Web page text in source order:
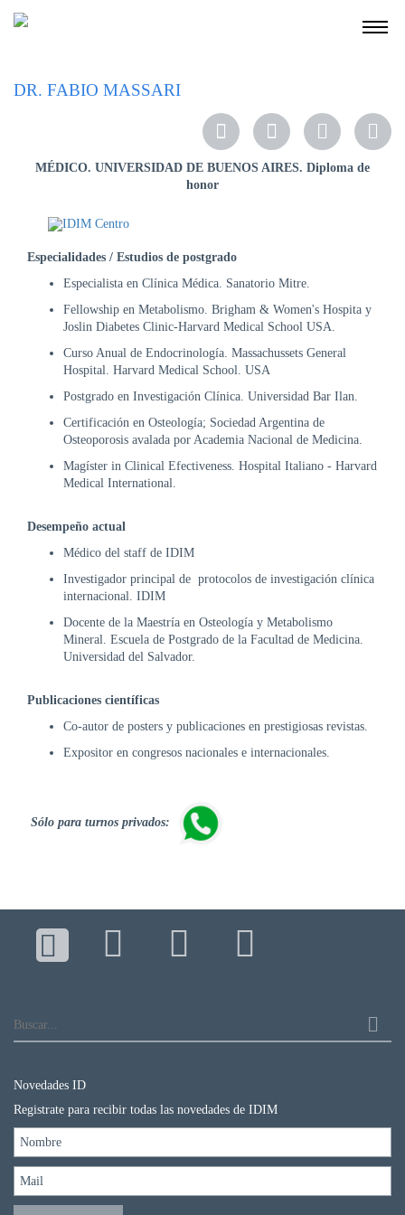
INSTRUCCIONES
MÉDICAS
INVESTIGACIÓN
SEDES
HORARIOS
MODULO
AUTOGESTIÓN
CENTRAL
5031-
4100
TURNOS
RECETAS
ONLINE
DR. FABIO MASSARI
MÉDICO. UNIVERSIDAD DE BUENOS AIRES. Diploma de
honor
Especialidades / Estudios de postgrado
Especialista en Clínica Médica. Sanatorio Mitre.
Fellowship en Metabolismo. Brigham & Women's Hospita y
Joslin Diabetes Clinic-Harvard Medical School USA.
Curso Anual de Endocrinología. Massachussets General
Hospital. Harvard Medical School. USA
Postgrado en Investigación Clínica. Universidad Bar Ilan.
Certificación en Osteología; Sociedad Argentina de
Osteoporosis avalada por Academia Nacional de Medicina.
Magíster in Clinical Efectiveness. Hospital Italiano - Harvard
Medical International.
Desempeño actual
Médico del staff de IDIM
Investigador principal de protocolos de investigación clínica
internacional. IDIM
Docente de la Maestría en Osteología y Metabolismo
Mineral. Escuela de Postgrado de la Facultad de Medicina.
Universidad del Salvador.
Publicaciones científicas
Co-autor de posters y publicaciones en prestigiosas revistas.
Expositor en congresos nacionales e internacionales.
Sólo para turnos privados:
Novedades ID
Registrate para recibir todas las novedades de IDIM